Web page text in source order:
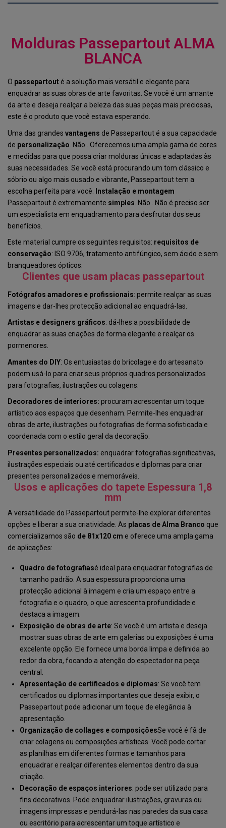
Molduras Passepartout ALMA
BLANCA
O passepartout é a solução mais versátil e elegante para
enquadrar as suas obras de arte favoritas. Se você é um amante
da arte e deseja realçar a beleza das suas peças mais preciosas,
este é o produto que você estava esperando.
Uma das grandes vantagens de Passepartout é a sua capacidade
de personalização . Não . Oferecemos uma ampla gama de cores
e medidas para que possa criar molduras únicas e adaptadas às
suas necessidades. Se você está procurando um tom clássico e
sóbrio ou algo mais ousado e vibrante, Passepartout tem a
escolha perfeita para você.
Instalação e montagem
Passepartout é extremamente simples . Não . Não é preciso ser
um especialista em enquadramento para desfrutar dos seus
benefícios.
Este material cumpre os seguintes requisitos: requisitos de
conservação: ISO 9706, tratamento antifúngico, sem ácido e sem
branqueadores ópticos.
Clientes que usam placas passepartout
Fotógrafos amadores e profissionais: permite realçar as suas
imagens e dar-lhes protecção adicional ao enquadrá-las.
Artistas e designers gráficos: dá-lhes a possibilidade de
enquadrar as suas criações de forma elegante e realçar os
pormenores.
Amantes do DIY: Os entusiastas do bricolage e do artesanato
podem usá-lo para criar seus próprios quadros personalizados
para fotografias, ilustrações ou colagens.
Decoradores de interiores: procuram acrescentar um toque
artístico aos espaços que desenham. Permite-lhes enquadrar
obras de arte, ilustrações ou fotografias de forma sofisticada e
coordenada com o estilo geral da decoração.
Presentes personalizados: enquadrar fotografias significativas,
ilustrações especiais ou até certificados e diplomas para criar
presentes personalizados e memoráveis.
Usos e aplicações do tapete Espessura 1,8
mm
A versatilidade do Passepartout permite-lhe explorar diferentes
opções e liberar a sua criatividade. As placas de Alma Branco que
comercializamos são de 81x120 cm e oferece uma ampla gama
de aplicações:
Quadro de fotografiasé ideal para enquadrar fotografias de
tamanho padrão. A sua espessura proporciona uma
protecção adicional à imagem e cria um espaço entre a
fotografia e o quadro, o que acrescenta profundidade e
destaca a imagem.
Exposição de obras de arte: Se você é um artista e deseja
mostrar suas obras de arte em galerias ou exposições é uma
excelente opção. Ele fornece uma borda limpa e definida ao
redor da obra, focando a atenção do espectador na peça
central.
Apresentação de certificados e diplomas: Se você tem
certificados ou diplomas importantes que deseja exibir, o
Passepartout pode adicionar um toque de elegância à
apresentação.
Organização de collages e composiçõesSe você é fã de
criar colagens ou composições artísticas. Você pode cortar
as planilhas em diferentes formas e tamanhos para
enquadrar e realçar diferentes elementos dentro da sua
criação.
Decoração de espaços interiores: pode ser utilizado para
fins decorativos. Pode enquadrar ilustrações, gravuras ou
imagens impressas e pendurá-las nas paredes da sua casa
ou escritório para acrescentar um toque artístico e